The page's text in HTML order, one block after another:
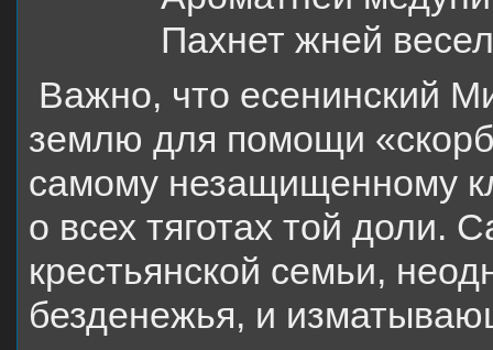
Пахнет жней
Важно, что есенинский
землю для помощи
самому незащищенному
о всех тяготах той доли.
крестьянской семьи,
безденежья, и